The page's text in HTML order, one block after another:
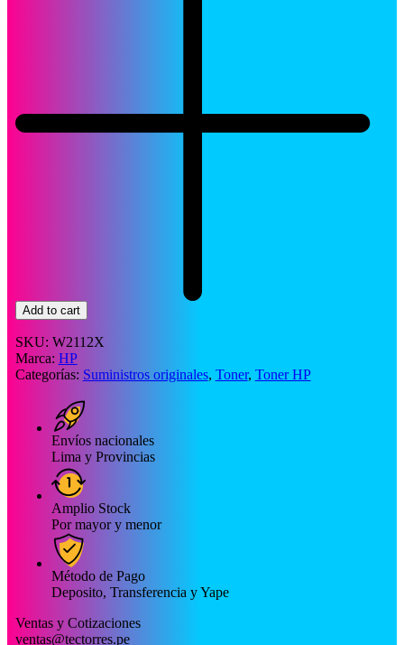
Add to cart
SKU: W2112X
Marca: HP
Categorías: Suministros originales, Toner, Toner HP
Envíos nacionales
Lima y Provincias
Amplio Stock
Por mayor y menor
Método de Pago
Deposito, Transferencia y Yape
Ventas y Cotizaciones
ventas@tectorres.pe